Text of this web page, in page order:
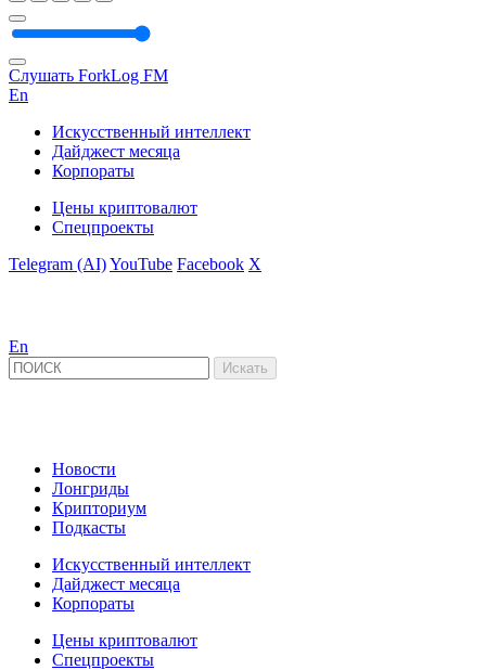
Слушать ForkLog FM
En
Искусственный интеллект
Дайджест месяца
Корпораты
Цены криптовалют
Спецпроекты
Telegram (AI)YouTube Facebook X
En
Новости
Лонгриды
Крипториум
Подкасты
Искусственный интеллект
Дайджест месяца
Корпораты
Цены криптовалют
Спецпроекты